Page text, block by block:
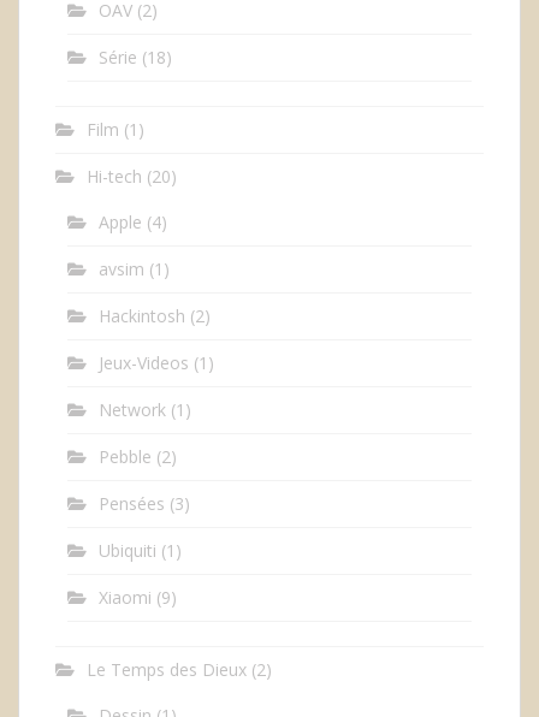
OAV (2)
Série (18)
Film (1)
Hi-tech (20)
Apple (4)
avsim (1)
Hackintosh (2)
Jeux-Videos (1)
Network (1)
Pebble (2)
Pensées (3)
Ubiquiti (1)
Xiaomi (9)
Le Temps des Dieux (2)